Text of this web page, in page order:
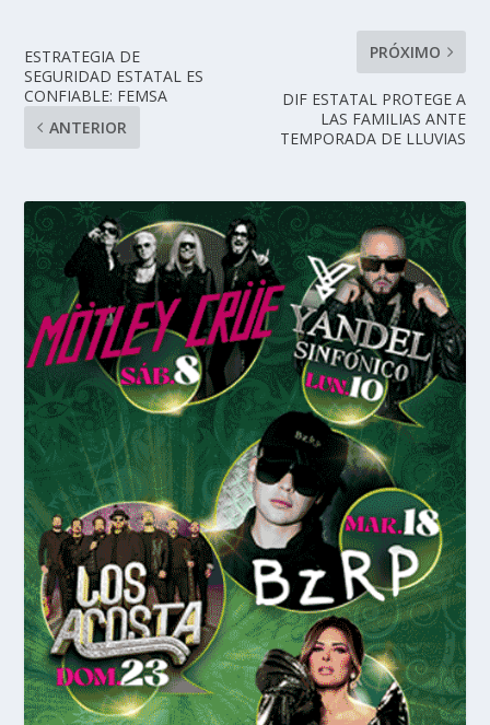
ESTRATEGIA DE
SEGURIDAD ESTATAL ES
CONFIABLE: FEMSA
ANTERIOR
PRÓXIMO
DIF ESTATAL PROTEGE A
LAS FAMILIAS ANTE
TEMPORADA DE LLUVIAS